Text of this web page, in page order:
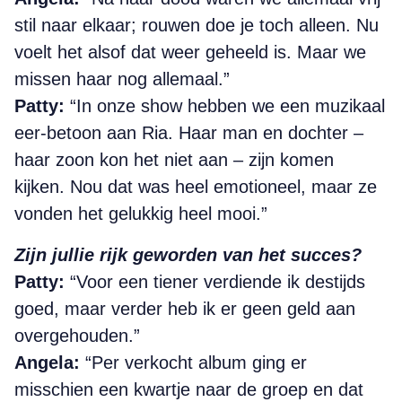
stil naar elkaar; rouwen doe je toch alleen. Nu
voelt het alsof dat weer geheeld is. Maar we
missen haar nog allemaal.”
Patty: “In onze show hebben we een muzikaal
eer-betoon aan Ria. Haar man en dochter –
haar zoon kon het niet aan – zijn komen
kijken. Nou dat was heel emotioneel, maar ze
vonden het gelukkig heel mooi.”
Zijn jullie rijk geworden van het succes?
Patty: “Voor een tiener verdiende ik destijds
goed, maar verder heb ik er geen geld aan
overgehouden.”
Angela: “Per verkocht album ging er
misschien een kwartje naar de groep en dat